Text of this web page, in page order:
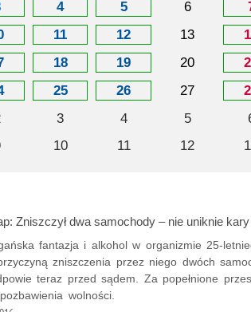
4 5 6
11 12 13
18 19 20
25 26 27
3 4 5
10 11 12
Zniszczył dwa samochody – nie uniknie kary
fantazja i alkohol w organizmie 25-
zniszczenia przez niego dwóch
teraz przed sądem. Za popełnione
wolności.